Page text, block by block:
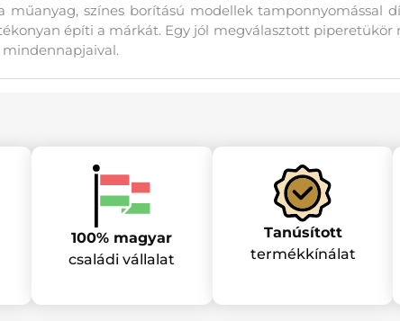
műanyag, színes borítású modellek tamponnyomással
építi a márkát. Egy jól megválasztott
100% magyar
családi vállalat
Tanúsított
termékkínálat